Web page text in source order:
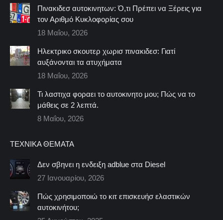
Πινακιδεσ αυτοκινητων: Ό,τι Πρέπει να Ξέρεις για
τον Αριθμό Κυκλοφορίας σου
18 Μαΐου, 2026
Ηλεκτρικο σκουτερ χωρισ πινακιδεσ: Γιατί
αυξάνονται τα ατυχήματα
18 Μαΐου, 2026
Τι λαστιχα φοραει το αυτοκινητο μου; Πώς να το
μάθεις σε 2 λεπτά.
8 Μαΐου, 2026
ΤΕΧΝΙΚΆ ΘΈΜΑΤΑ
Δεν σβηνει η ενδειξη adblue στα Diesel
27 Ιανουαρίου, 2026
Πώς χρησιμοποιώ το κιτ επισκευήσ ελαστικών
αυτοκινήτου;